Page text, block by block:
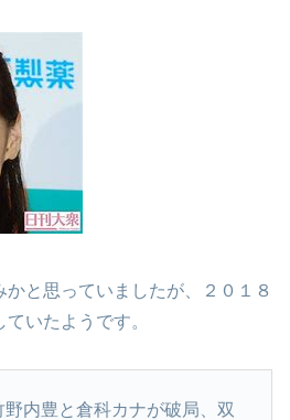
と思っていましたが、２０１８
いたようです。
野内豊と倉科カナが破局、双